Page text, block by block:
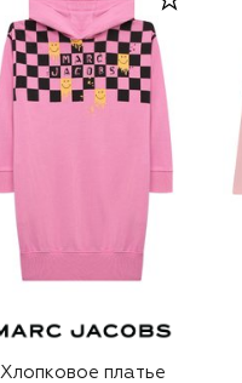
Хлопковое платье